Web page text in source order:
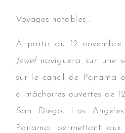
Voyages notables :
À partir du 12 novembre
Jewelnaviguera sur une
sur le canal de Panama
à mâchoires ouvertes de
San Diego, Los
Panama; permettant